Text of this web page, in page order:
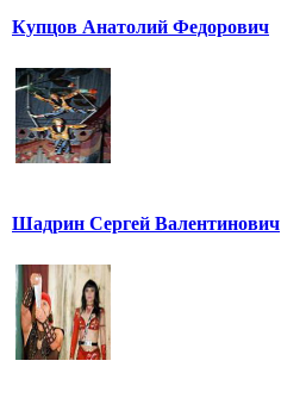
Купцов Анатолий Федорович
Шадрин Сергей Валентинович